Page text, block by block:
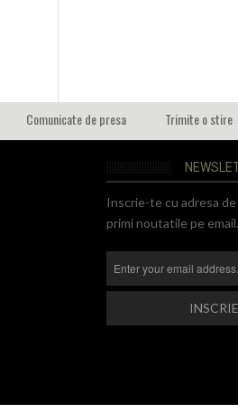
Comunicate de presa Trimite o stire
Inscrie-te cu adresa
primi noutatile pe email.